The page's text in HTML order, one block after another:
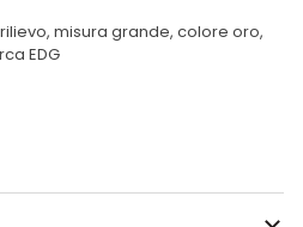
misura grande, colore oro,
EDG